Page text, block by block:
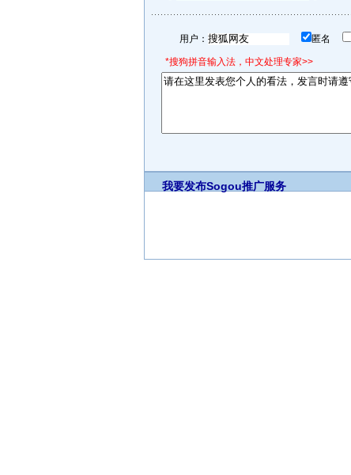
用户： 匿名
*搜狗拼音输入法，中文处理专家>>
我要发布Sogou推广服务